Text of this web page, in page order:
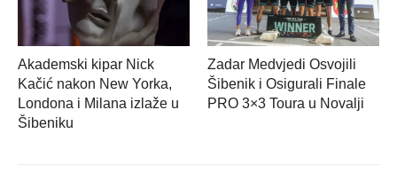
Akademski kipar Nick
Kačić nakon New Yorka,
Londona i Milana izlaže u
Šibeniku
Zadar Medvjedi Osvojili
Šibenik i Osigurali Finale
PRO 3×3 Toura u Novalji